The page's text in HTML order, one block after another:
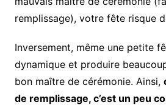
remplissage), votre fête risque
Inversement, même une petite
dynamique et produire
bon maître de cérémonie. Ainsi,
de remplissage, c’est un peu